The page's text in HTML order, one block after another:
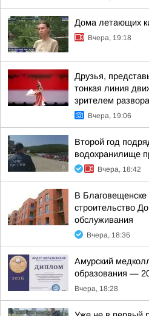
Дома летающих
Вчера, 19:18
Друзья,
тонкая линия
зрителем
Вчера, 19:06
Второй год
водохранилище
Вчера, 18:42
В Благовещенске
строительство
обслуживания
Вчера, 18:36
Амурский
образования —
Вчера, 18:28